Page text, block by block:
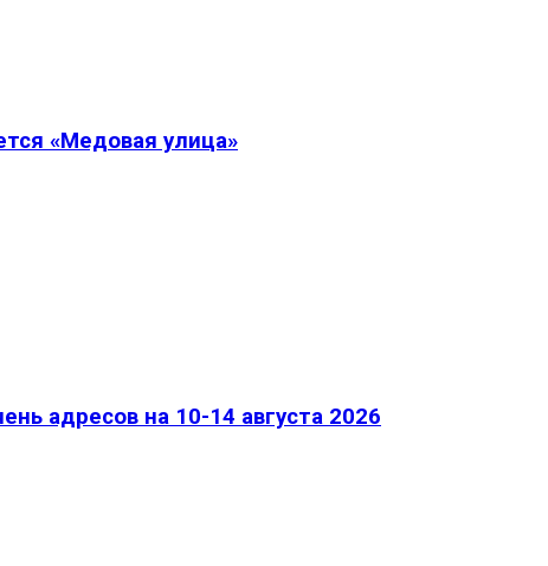
«Медовая улица»
адресов на 10-14 августа 2026